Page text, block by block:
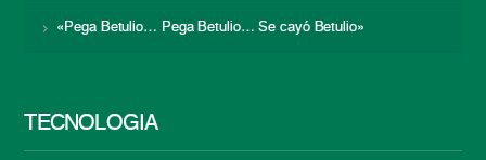
«Pega Betulio… Pega Betulio… Se cayó Betulio»
TECNOLOGÍA